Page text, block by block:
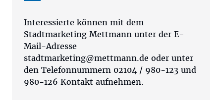
Interessierte können mit dem
Stadtmarketing Mettmann unter der E-
Mail-Adresse
stadtmarketing@mettmann.de oder unter
den Telefonnummern 02104 / 980-123 und
980-126 Kontakt aufnehmen.